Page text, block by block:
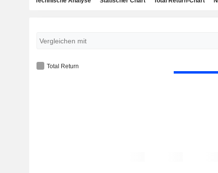
Total Return